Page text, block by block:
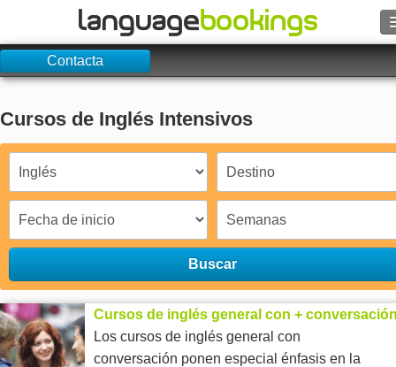
EXPLORAR
Identifícate
Ayuda
Moneda €
Idioma
Contacta
Cursos de Inglés Intensivos
Buscar
Cursos de inglés general con +
Los cursos de inglés general con
conversación ponen especial énfasis en la